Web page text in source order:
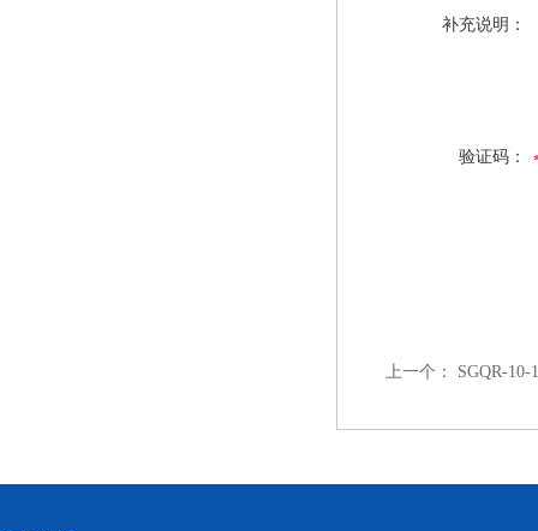
补充说明：
验证码：
上一个： SGQR-